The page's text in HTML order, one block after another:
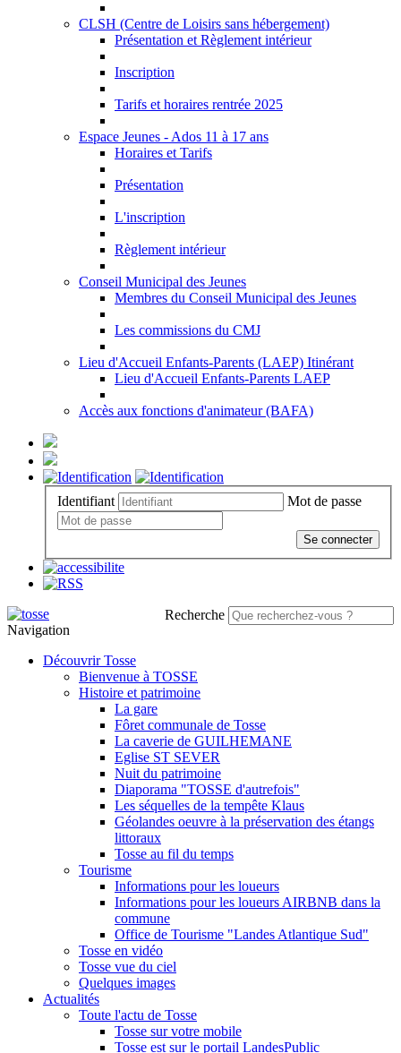
CLSH (Centre de Loisirs sans hébergement)
Présentation et Règlement intérieur
Inscription
Tarifs et horaires rentrée 2025
Espace Jeunes - Ados 11 à 17 ans
Horaires et Tarifs
Présentation
L'inscription
Règlement intérieur
Conseil Municipal des Jeunes
Membres du Conseil Municipal des Jeunes
Les commissions du CMJ
Lieu d'Accueil Enfants-Parents (LAEP) Itinérant
Lieu d'Accueil Enfants-Parents LAEP
Accès aux fonctions d'animateur (BAFA)
Identifiant Mot de passe
Se connecter
Recherche
Navigation
Découvrir Tosse
Bienvenue à TOSSE
Histoire et patrimoine
La gare
Fôret communale de Tosse
La caverie de GUILHEMANE
Eglise ST SEVER
Nuit du patrimoine
Diaporama "TOSSE d'autrefois"
Les séquelles de la tempête Klaus
Géolandes oeuvre à la préservation des étangs
littoraux
Tosse au fil du temps
Tourisme
Informations pour les loueurs
Informations pour les loueurs AIRBNB dans la
commune
Office de Tourisme "Landes Atlantique Sud"
Tosse en vidéo
Tosse vue du ciel
Quelques images
Actualités
Toute l'actu de Tosse
Tosse sur votre mobile
Tosse est sur le portail LandesPublic